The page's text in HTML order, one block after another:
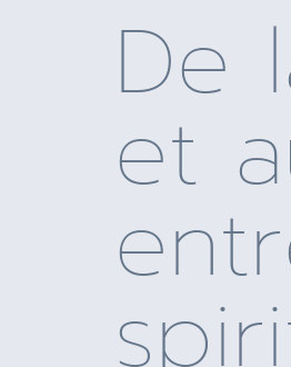
De
et